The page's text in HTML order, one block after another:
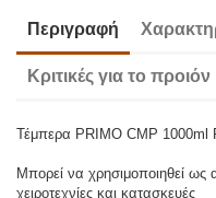
Περιγραφή
Κριτικές για το προιόν
Τέμπερα PRIMO CMP 1000ml
Μπορεί να χρησιμοποιηθεί
χειροτεχνίες και κατασκευές